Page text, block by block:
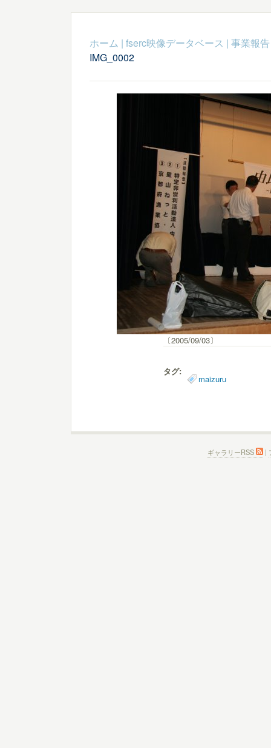
ホーム | fserc映像データベース | 事業報告
IMG_0002
〔2005/09/03〕
タグ:
maizuru
ギャラリーRSS |